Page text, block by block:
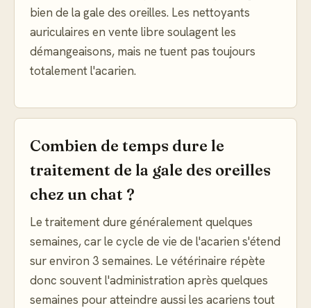
bien de la gale des oreilles. Les nettoyants
auriculaires en vente libre soulagent les
démangeaisons, mais ne tuent pas toujours
totalement l'acarien.
Combien de temps dure le
traitement de la gale des oreilles
chez un chat ?
Le traitement dure généralement quelques
semaines, car le cycle de vie de l'acarien s'étend
sur environ 3 semaines. Le vétérinaire répète
donc souvent l'administration après quelques
semaines pour atteindre aussi les acariens tout